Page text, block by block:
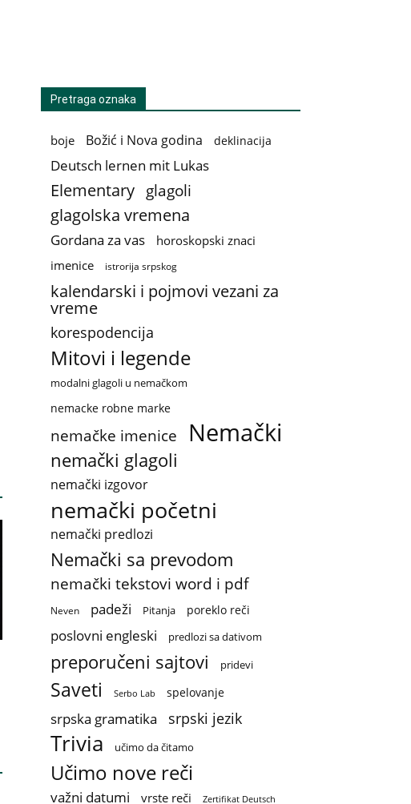
Pretraga oznaka
boje Božić i Nova godina deklinacija
Deutsch lernen mit Lukas
Elementary glagoli
glagolska vremena
Gordana za vas horoskopski znaci
imenice istrorija srpskog
kalendarski i pojmovi vezani za
vreme
korespodencija
Mitovi i legende
modalni glagoli u nemačkom
nemacke robne marke
nemačke imenice Nemački
nemački glagoli
nemački izgovor
nemački početni
nemački predlozi
Nemački sa prevodom
nemački tekstovi word i pdf
Neven padeži Pitanja poreklo reči
poslovni engleski predlozi sa dativom
preporučeni sajtovi pridevi
Saveti Serbo Lab spelovanje
srpska gramatika srpski jezik
Trivia učimo da čitamo
Učimo nove reči
važni datumi vrste reči Zertifikat Deutsch